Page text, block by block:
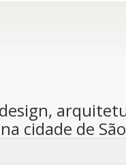
cidade de